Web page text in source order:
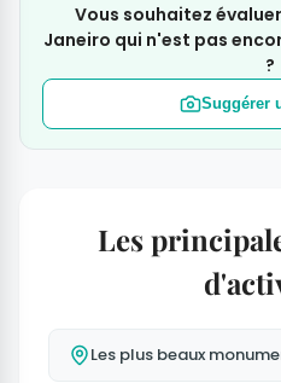
Vous souhaitez
Janeiro qui n'est pas
?
Suggérer
Les
Les plus beaux